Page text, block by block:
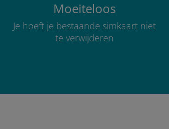
Moeiteloos
Je hoeft je bestaande simkaart niet
te verwijderen